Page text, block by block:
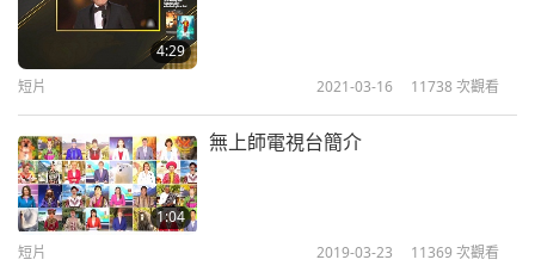
5
1:47
短片 2019-12-19
6
4:29
短片 2021-03-16 11738 次觀看
1:04
無上師電視台簡介
短片 2019-03-23 11369 次觀看